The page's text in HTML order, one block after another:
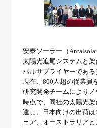
安泰ソーラー（
太陽光追尾システムと
バルサプライヤーである
現在、800人超の従業員
研究開発チームにより
時点で、同社の太陽光
達し、日本向けの出荷
ェア、オーストラリア